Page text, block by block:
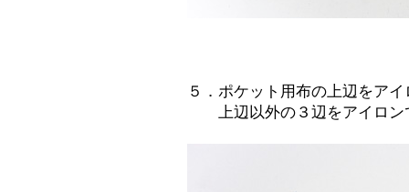
５．ポケット用布の上辺をア
上辺以外の３辺をアイロン